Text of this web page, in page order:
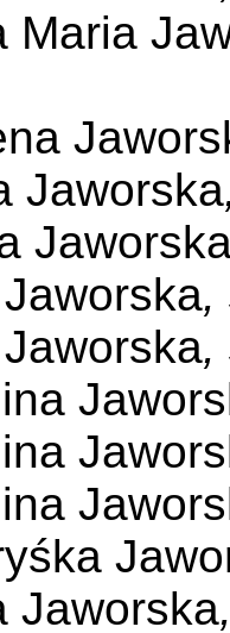
Maria
Jaworska
,
,
Jaworska